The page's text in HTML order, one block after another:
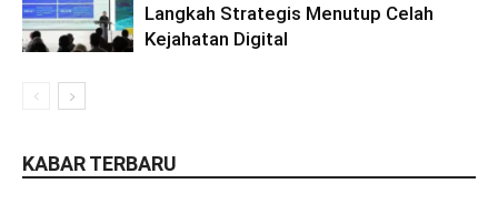
Langkah Strategis Menutup Celah
Kejahatan Digital
KABAR TERBARU